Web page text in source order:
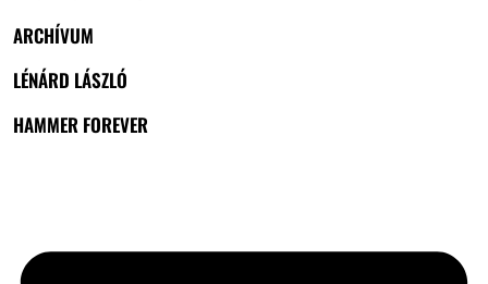
ARCHÍVUM
LÉNÁRD LÁSZLÓ
HAMMER FOREVER